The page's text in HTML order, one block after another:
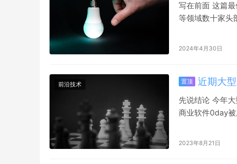
写在前面 这篇
等领域数十家头
高质量建议，
2024年4月30日
前沿技术 置顶 近期大
先说结论 今年
商业软件0day
件的Nday/
2023年8月21日